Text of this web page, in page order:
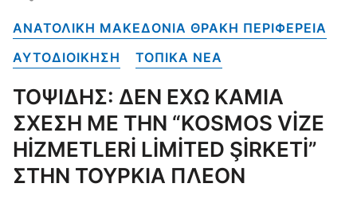
ΑΝΑΤΟΛΙΚΗ ΜΑΚΕΔΟΝΙΑ ΘΡΑΚΗ ΠΕΡΙΦΕΡΕΙΑ
ΑΥΤΟΔΙΟΙΚΗΣΗ
ΤΟΠΙΚΑ NEA
ΤΟΨΙΔΗΣ: ΔΕΝ ΕΧΩ ΚΑΜΙΑ
ΣΧΕΣΗ ΜΕ ΤΗΝ “KOSMOS VİZE
HİZMETLERİ LİMİTED ŞİRKETİ”
ΣΤΗΝ ΤΟΥΡΚΙΑ ΠΛΕΟΝ